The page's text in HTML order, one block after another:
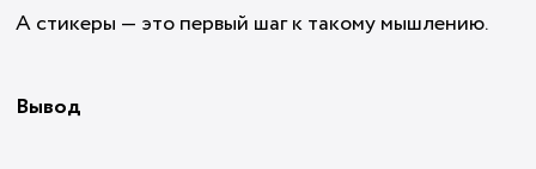
А стикеры — это первый шаг к такому мышлению.
Вывод